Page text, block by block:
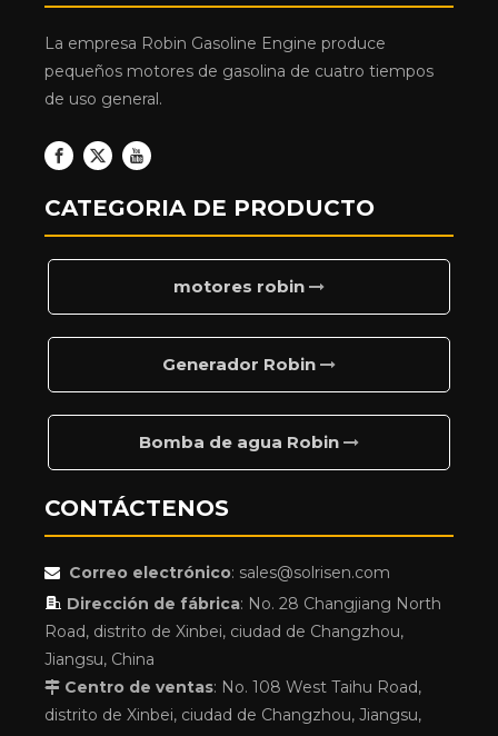
La empresa Robin Gasoline Engine produce
pequeños motores de gasolina de cuatro tiempos
de uso general.
CATEGORIA DE PRODUCTO
motores robin
Generador Robin
Bomba de agua Robin
CONTÁCTENOS
 Correo electrónico: sales@solrisen.com
 Dirección de fábrica: No. 28 Changjiang North
Road, distrito de Xinbei, ciudad de Changzhou,
Jiangsu, China
 Centro de ventas: No. 108 West Taihu Road,
distrito de Xinbei, ciudad de Changzhou, Jiangsu,